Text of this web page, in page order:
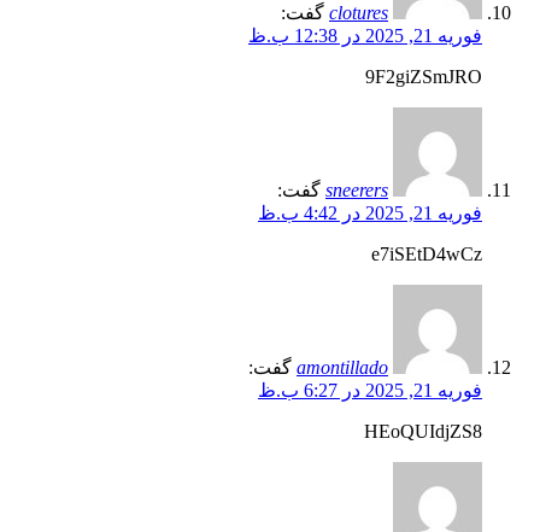
clotures گفت:
فوریه 21, 2025 در 12:38 ب.ظ
9F2giZSmJRO
sneerers گفت:
فوریه 21, 2025 در 4:42 ب.ظ
e7iSEtD4wCz
amontillado گفت:
فوریه 21, 2025 در 6:27 ب.ظ
HEoQUIdjZS8